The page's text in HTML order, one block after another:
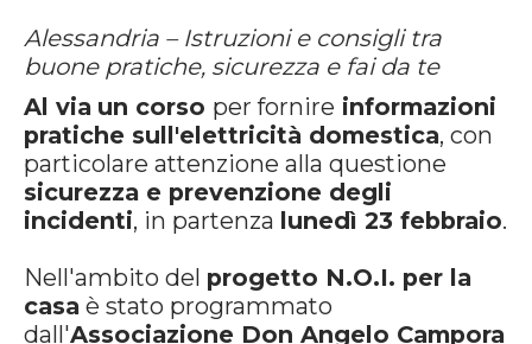
Alessandria – Istruzioni e consigli tra
buone pratiche, sicurezza e fai da te
Al via un corso per fornire informazioni
pratiche sull'elettricità domestica, con
particolare attenzione alla questione
sicurezza e prevenzione degli
incidenti, in partenza lunedì 23 febbraio.
Nell'ambito del progetto N.O.I. per la
casa è stato programmato
dall'Associazione Don Angelo Campora